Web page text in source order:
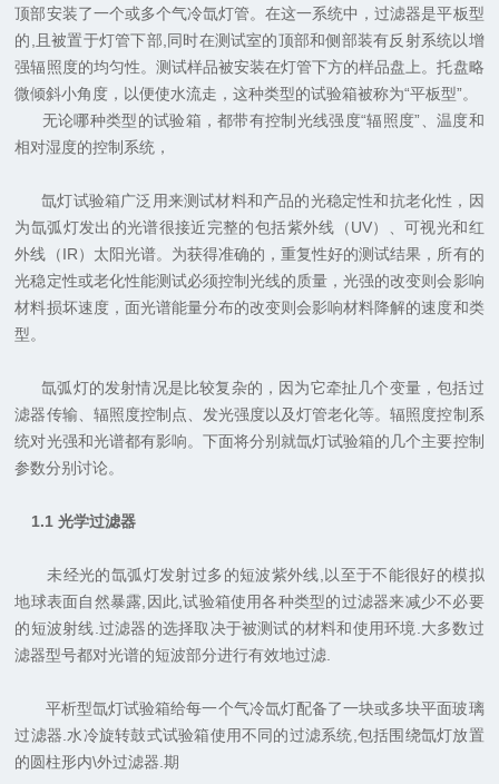
顶部安装了一个或多个气冷氙灯管。在这一系统中，过滤器是平板型
的
且被置于灯管下部 同时在测试室的顶部和侧部装有反射系统以增
强辐照度的均匀性。测试样品被安装在灯管下方的样品盘上。托盘略
微倾斜小角度，以便使水流走，这种类型的试验箱被称为“平板型”。
无论哪种类型的试验箱，都带有控制光线强度“辐照度”、温度和
相对湿度的控制系统，
氙灯试验箱广泛用来测试材料和产品的光稳定性和抗老化性，因
为氙弧灯发出的光谱很接近完整的包括紫外线（UV）、可视光和红
外线（IR）太阳光谱。为获得准确的，重复性好的测试结果，所有的
光稳定性或老化性能测试必须控制光线的质量，光强的改变则会影响
材料损坏速度，面光谱能量分布的改变则会影响材料降解的速度和类
型。
氙弧灯的发射情况是比较复杂的，因为它牵扯几个变量，包括过
滤器传输、辐照度控制点、发光强度以及灯管老化等。辐照度控制系
统对光强和光谱都有影响。下面将分别就氙灯试验箱的几个主要控制
参数分别讨论。
1.1光学过滤器
未经光的氙弧灯发射过多的短波紫外线 以至于不能很好的模拟
地球表面自然暴露 因此 ,试验箱使用各种类型的过滤器来减少不必要
的短波射线 过滤器的选择取决于被测试的材料和使用环境 大多数过
滤器型号都对光谱的短波部分进行有效地过滤
平析型氙灯试验箱给每一个气冷氙灯配备了一块或多块平面玻璃
过滤器 水冷旋转鼓式试验箱使用不同的过滤系统 包括围绕氙灯放置
的圆柱形内\外过滤器 .期